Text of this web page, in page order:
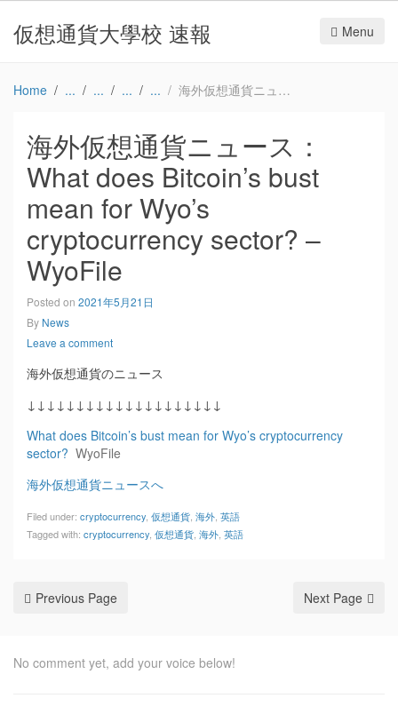
仮想通貨大學校 速報 Menu
Home 海外仮想通貨ニュース：What does Bitcoin’s bust mean for Wyo’s cryptocurrency sector? – WyoFile
海外仮想通貨ニュース：
What does Bitcoin’s bust
mean for Wyo’s
cryptocurrency sector? –
WyoFile
Posted on 2021年5月21日
By News
Leave a comment
海外仮想通貨のニュース
↓↓↓↓↓↓↓↓↓↓↓↓↓↓↓↓↓↓↓↓
What does Bitcoin’s bust mean for Wyo’s cryptocurrency
sector? WyoFile
海外仮想通貨ニュースへ
Filed under: cryptocurrency 仮想通貨 海外 英語
Tagged with: cryptocurrency 仮想通貨 海外 英語
Previous Page Next Page
No comment yet, add your voice below!